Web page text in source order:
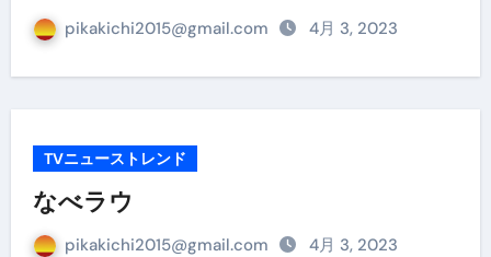
pikakichi2015@gmail.com 4月 3, 2023
TVニューストレンド
なべラウ
pikakichi2015@gmail.com 4月 3, 2023